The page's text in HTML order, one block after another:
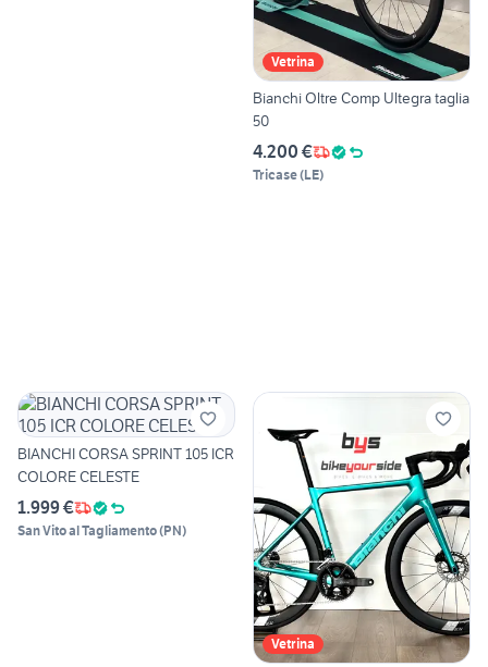
Vetrina
Bianchi Oltre Comp Ultegra taglia
50
4.200 €
Tricase(LE)
BIANCHI CORSA SPRINT 105 ICR
COLORE CELESTE
1.999 €
San Vito al Tagliamento(PN)
Vetrina